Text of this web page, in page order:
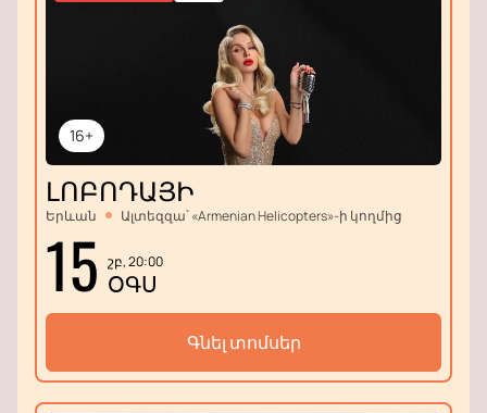
16+
ԼՈԲՈԴԱՅԻ
Երևան Ալտեզզա՝ «Armenian Helicopters»-ի կողմից
15 շբ, 20:00
ՕԳՍ
Գնել տոմսեր